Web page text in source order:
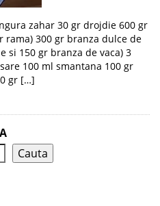
zahar 30 gr drojdie 600 gr
rama) 300 gr branza dulce de
si 150 gr branza de vaca) 3
100 ml smantana 100 gr
gr […]
Cauta